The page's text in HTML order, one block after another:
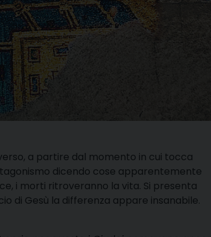
a partire dal momento in cui tocca
dicendo cose apparentemente
i morti ritroveranno la vita. Si presenta
di Gesù la differenza appare insanabile.